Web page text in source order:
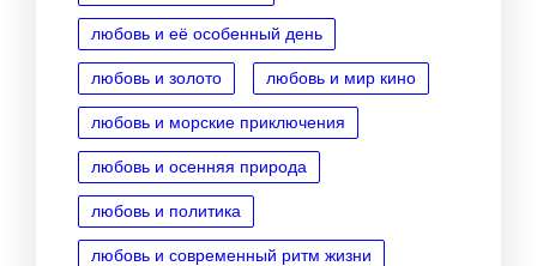
любовь и её особенный день
любовь и золото любовь и мир кино
любовь и морские приключения
любовь и осенняя природа
любовь и политика
любовь и современный ритм жизни